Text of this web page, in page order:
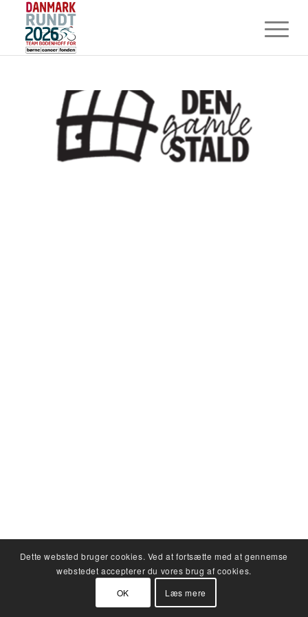
Dette websted bruger cookies. Ved at fortsætte med at gennemse
webstedet accepterer du vores brug af cookies.
OK
Læs mere